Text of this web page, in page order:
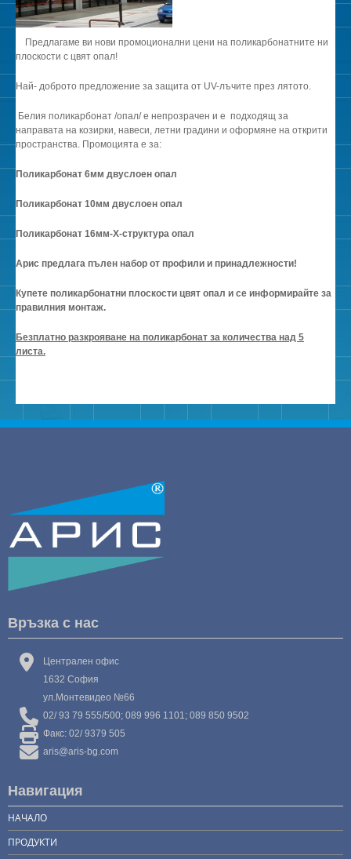
Предлагаме ви нови промоционални цени на поликарбонатните ни
плоскости с цвят опал!
Най- доброто предложение за защита от UV-лъчите през лятото.
Белия поликарбонат /опал/ е непрозрачен и е подходящ за
направата на козирки, навеси, летни градини и оформяне на открити
пространства. Промоцията е за:
Поликарбонат 6мм двуслоен опал
Поликарбонат 10мм двуслоен опал
Поликарбонат 16мм-Х-структура опал
Арис предлага пълен набор от профили и принадлежности!
Купете поликарбонатни плоскости цвят опал и се информирайте за
правилния монтаж.
Безплатно разкрояване на поликарбонат за количества над 5
листа.
Връзка с нас
Централен офис
1632 София
ул.Монтевидео №66
02/ 93 79 555/500; 089 996 1101; 089 850 9502
Факс: 02/ 9379 505
aris@aris-bg.com
Навигация
НАЧАЛО
ПРОДУКТИ